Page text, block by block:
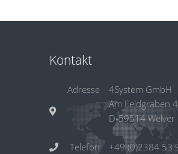
Kontakt
Adresse
Telefon
4System GmbH
Am Feldgraben
D-59514 Welver